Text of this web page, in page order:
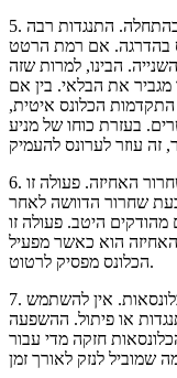
5. בעת הנחת כלונסאות, השתמשו בפחות כוח בהתחלה. התנגדות רבה
בהדרגה. אם רמת הרטט
הבינו, למרות שזה
מגביר את הבלאי. בין אם
הכלונס איטית,
הכלונס החוצה 1 עד 2 מטרים. בעזרת כוחו של מניע
6. לאחר הנחת הכלונס, יש להמתין 5 שניות לפני שחרור האחיזה. פעולה זו
שחרור הדוושה לאחר
היטב. פעולה זו
הוא כאשר מפעיל
הכלונס מפסיק לרטוט.
7. המנוע המסתובב מיועד להתקנה והסרה של כלונסאות. אין להשתמש
או פיתול. ההשפעה
חזקה מדי עבור